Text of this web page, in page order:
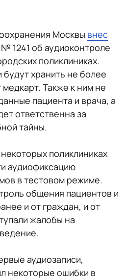
Москвы внес
1241 об аудиоконтроле
поликлиниках.
хранить не более
Также к ним не
пациента и врача, а
ответственна за
тайны.
поликлиниках
аудиофиксацию
в тестовом режиме.
общения пациентов и
и от граждан, и от
жалобы на
аудиозаписи,
некоторые ошибки в